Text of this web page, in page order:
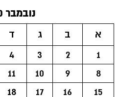
נובמבר 2020
א
ב ג ד
1
2
3
4
8
9
10
11
15
16
17
18